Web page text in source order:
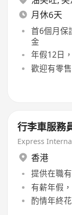
月休6天
首6個月保
金
年假12日
歡迎有零
行李車服務
Express
香港
提供在職
有薪年假
酌情年終